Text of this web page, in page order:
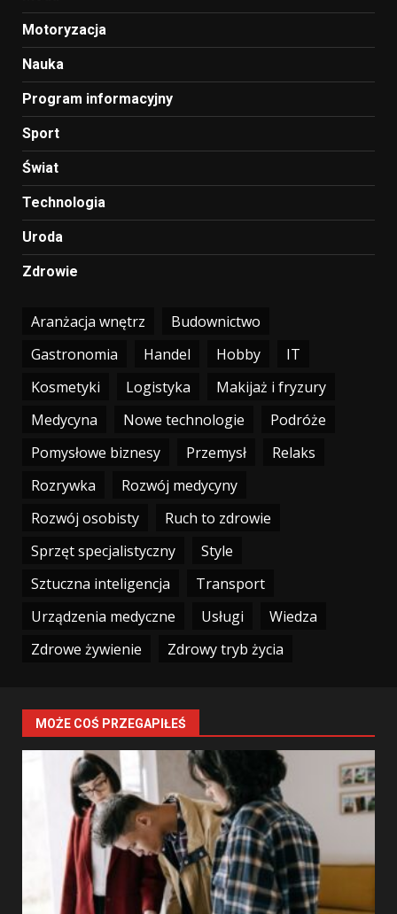
Motoryzacja
Nauka
Program informacyjny
Sport
Świat
Technologia
Uroda
Zdrowie
Aranżacja wnętrz
Budownictwo
Gastronomia
Handel Hobby
IT
Kosmetyki
Logistyka
Makijaż i fryzury
Medycyna
Nowe technologie
Podróże
Pomysłowe biznesy
Przemysł
Relaks
Rozrywka
Rozwój medycyny
Rozwój osobisty
Ruch to zdrowie
Sprzęt specjalistyczny
Style
Sztuczna inteligencja
Transport
Urządzenia medyczne
Usługi
Wiedza
Zdrowe żywienie
Zdrowy tryb życia
MOŻE COŚ PRZEGAPIŁEŚ